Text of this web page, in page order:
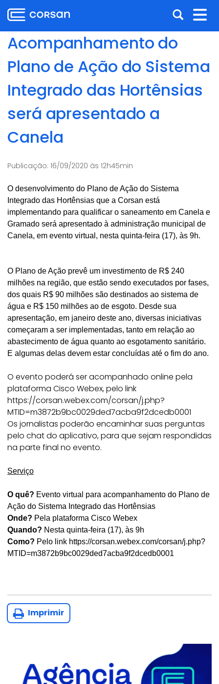
para
o
conteúdo
para
menu
para
busca
para
o
conteúdo
Abrir
a
busca
Acompanhamento do
Plano de Ação do Sistema
Integrado das Hortênsias
será apresentado a
Canela
Publicação: 16/09/2020 às 12h45min
O desenvolvimento do Plano de Ação do Sistema
Integrado das Hortênsias que a Corsan está
implementando para qualificar o saneamento em Canela e
Gramado será apresentado à administração municipal de
Canela, em evento virtual, nesta quinta-feira (17), às 9h.
O Plano de Ação prevê um investimento de R$ 240
milhões na região, que estão sendo executados por fases,
dos quais R$ 90 milhões são destinados ao sistema de
água e R$ 150 milhões ao de esgoto. Desde sua
apresentação, em janeiro deste ano, diversas iniciativas
começaram a ser implementadas, tanto em relação ao
abastecimento de água quanto ao esgotamento sanitário.
E algumas delas devem estar concluídas até o fim do ano.
O evento poderá ser acompanhado online pela
plataforma Cisco Webex, pelo link
https://corsan.webex.com/corsan/j.php?
MTID=m3872b9bc0029ded7acba9f2dcedb0001
Os jornalistas poderão encaminhar suas perguntas
pelo chat do aplicativo, para que sejam respondidas
na parte final no evento.
Serviço
O quê? Evento virtual para acompanhamento do Plano de
Ação do Sistema Integrado das Hortênsias
Onde? Pela plataforma Cisco Webex
Quando? Nesta quinta-feira (17), às 9h
Como? Pelo link https://corsan.webex.com/corsan/j.php?
MTID=m3872b9bc0029ded7acba9f2dcedb0001
Imprimir